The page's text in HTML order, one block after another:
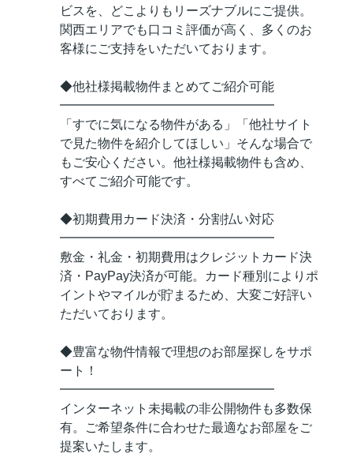
ビスを、どこよりもリーズナブルにご提供。
関西エリアでも口コミ評価が高く、多くのお
客様にご支持をいただいております。
◆他社様掲載物件まとめてご紹介可能
━━━━━━━━━━━━━━━━━
「すでに気になる物件がある」「他社サイト
で見た物件を紹介してほしい」そんな場合で
もご安心ください。他社様掲載物件も含め、
すべてご紹介可能です。
◆初期費用カード決済・分割払い対応
━━━━━━━━━━━━━━━━━
敷金・礼金・初期費用はクレジットカード決
済・PayPay決済が可能。カード種別によりポ
イントやマイルが貯まるため、大変ご好評い
ただいております。
◆豊富な物件情報で理想のお部屋探しをサポ
ート！
━━━━━━━━━━━━━━━━━
インターネット未掲載の非公開物件も多数保
有。ご希望条件に合わせた最適なお部屋をご
提案いたします。